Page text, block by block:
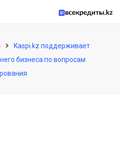
Kaspi.kz поддерживает
бизнеса по вопросам